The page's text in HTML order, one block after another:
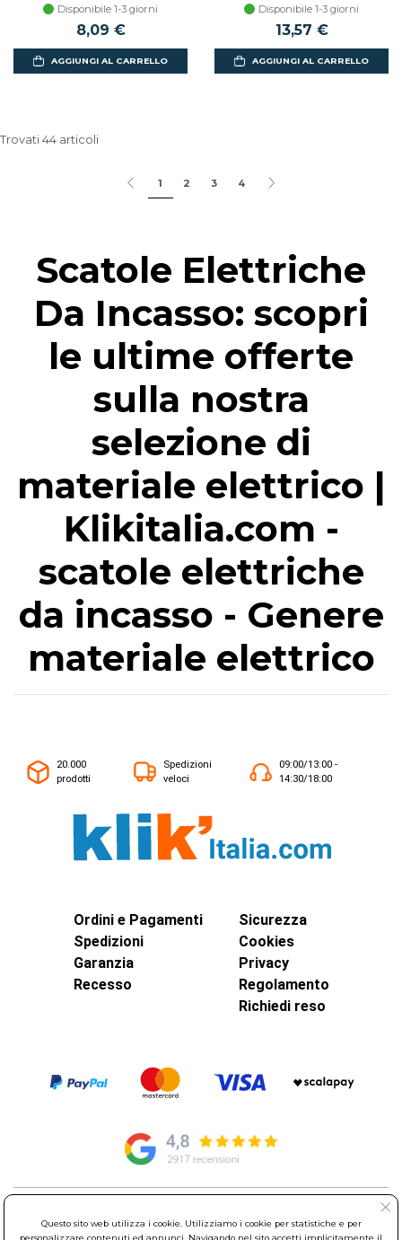
Disponibile 1-3 giorni
8,09 €
AGGIUNGI AL CARRELLO
Disponibile 1-3 giorni
13,57 €
AGGIUNGI AL CARRELLO
Trovati 44 articoli
1 2 3 4
Scatole Elettriche
Da Incasso: scopri
le ultime offerte
sulla nostra
selezione di
materiale elettrico |
Klikitalia.com -
scatole elettriche
da incasso - Genere
materiale elettrico
20.000
prodotti
Spedizioni
veloci
09:00/13:00 -
14:30/18:00
Ordini e Pagamenti
Spedizioni
Garanzia
Recesso
Sicurezza
Cookies
Privacy
Regolamento
Richiedi reso
00015 Monterotondo Scalo (RM)
Questo sito web utilizza i cookie. Utilizziamo i cookie per statistiche e per